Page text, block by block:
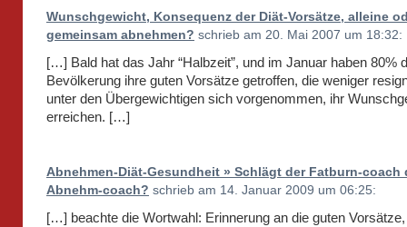
Wunschgewicht, Konsequenz der Diät-Vorsätze, alleine
gemeinsam abnehmen? schrieb am 20. Mai 2007 um 18:32:
[…] Bald hat das Jahr “Halbzeit”, und im Januar haben 80%
Bevölkerung ihre guten Vorsätze getroffen, die weniger
unter den Übergewichtigen sich vorgenommen, ihr
erreichen. […]
Abnehmen-Diät-Gesundheit » Schlägt der Fatburn-coach
Abnehm-coach? schrieb am 14. Januar 2009 um 06:25:
[…] beachte die Wortwahl: Erinnerung an die guten